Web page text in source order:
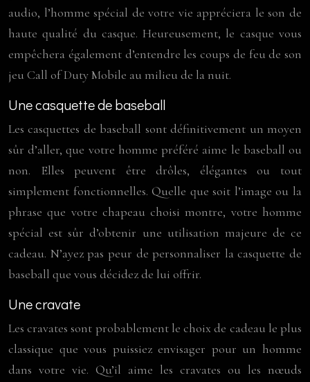
audio, l’homme spécial de votre vie appréciera le son de
haute qualité du casque. Heureusement, le casque vous
empêchera également d’entendre les coups de feu de son
jeu Call of Duty Mobile au milieu de la nuit.
Une casquette de baseball
Les casquettes de baseball sont définitivement un moyen
sûr d’aller, que votre homme préféré aime le baseball ou
non. Elles peuvent être drôles, élégantes ou tout
simplement fonctionnelles. Quelle que soit l’image ou la
phrase que votre chapeau choisi montre, votre homme
spécial est sûr d’obtenir une utilisation majeure de ce
cadeau. N’ayez pas peur de personnaliser la casquette de
baseball que vous décidez de lui offrir.
Une cravate
Les cravates sont probablement le choix de cadeau le plus
classique que vous puissiez envisager pour un homme
dans votre vie. Qu’il aime les cravates ou les nœuds